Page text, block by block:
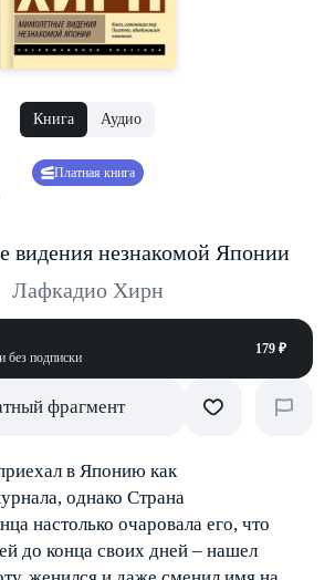
Книга Аудио
Платная книга
видения незнакомой Японии
Лафкадио Хирн
без подписки
179 ₽
фрагмент
в Японию как
однако Страна
настолько очаровала его, что
до конца своих дней – нашел